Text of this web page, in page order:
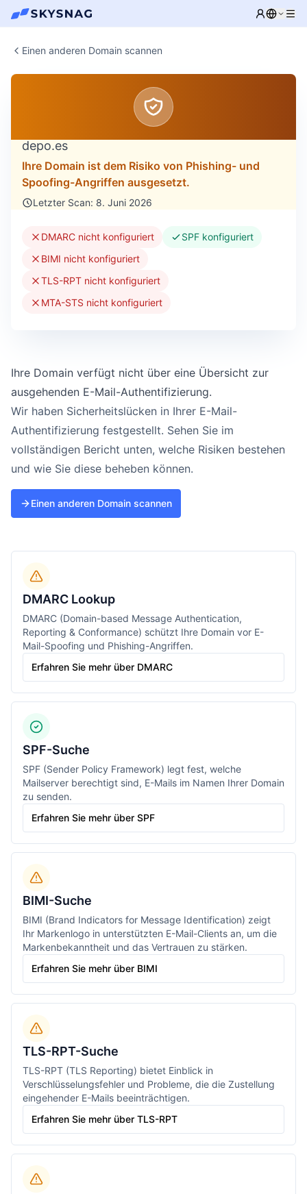
Einen anderen Domain scannen
depo.es
Ihre Domain ist dem Risiko von Phishing- und
Spoofing-Angriffen ausgesetzt.
Letzter Scan: 8. Juni 2026
DMARC nicht konfiguriert
SPF konfiguriert
BIMI nicht konfiguriert
TLS-RPT nicht konfiguriert
MTA-STS nicht konfiguriert
Ihre Domain verfügt nicht über eine Übersicht zur
ausgehenden E-Mail-Authentifizierung.
Wir haben Sicherheitslücken in Ihrer E-Mail-
Authentifizierung festgestellt. Sehen Sie im
vollständigen Bericht unten, welche Risiken bestehen
und wie Sie diese beheben können.
Einen anderen Domain scannen
DMARC Lookup
DMARC (Domain-based Message Authentication,
Reporting & Conformance) schützt Ihre Domain vor E-
Mail-Spoofing und Phishing-Angriffen.
Erfahren Sie mehr über DMARC
SPF-Suche
SPF (Sender Policy Framework) legt fest, welche
Mailserver berechtigt sind, E-Mails im Namen Ihrer Domain
zu senden.
Erfahren Sie mehr über SPF
BIMI-Suche
BIMI (Brand Indicators for Message Identification) zeigt
Ihr Markenlogo in unterstützten E-Mail-Clients an, um die
Markenbekanntheit und das Vertrauen zu stärken.
Erfahren Sie mehr über BIMI
TLS-RPT-Suche
TLS-RPT (TLS Reporting) bietet Einblick in
Verschlüsselungsfehler und Probleme, die die Zustellung
eingehender E-Mails beeinträchtigen.
Erfahren Sie mehr über TLS-RPT